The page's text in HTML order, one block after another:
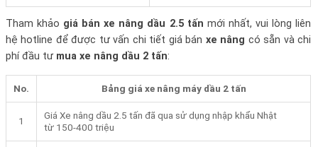
Tham khảo giá bán xe nâng dầu 2.5 tấn mới nhất, vui lòng liên
hệ hotline để được tư vấn chi tiết giá bán xe nâng có sẵn và chi
phí đầu tư mua xe nâng dầu 2 tấn:
No. Bảng giá xe nâng máy dầu 2 tấn
1
Giá Xe nâng dầu 2.5 tấn đã qua sử dụng nhập khẩu Nhật
từ 150-400 triệu